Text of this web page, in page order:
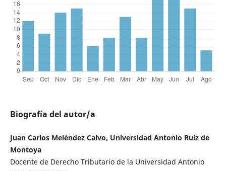
Biografía del autor/a
Juan Carlos Meléndez Calvo, Universidad Antonio Ruiz de
Montoya
Docente de Derecho Tributario de la Universidad Antonio